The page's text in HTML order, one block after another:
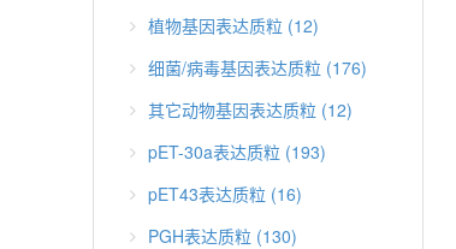
植物基因表达质粒 (12)
细菌/病毒基因表达质粒 (176)
其它动物基因表达质粒 (12)
pET-30a表达质粒 (193)
pET43表达质粒 (16)
PGH表达质粒 (130)